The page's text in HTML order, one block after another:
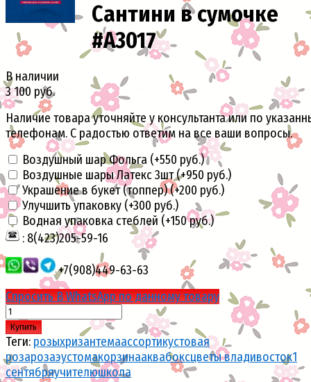
Сантини в сумочке
#A3017
В наличии
3 100 руб.
Наличие товара уточняйте у консультанта или по
телефонам. С радостью ответим на все ваши вопросы.
Воздушный шар Фольга (+550 руб.)
Воздушные шары Латекс 3шт (+950 руб.)
Украшение в букет (топпер) (+200 руб.)
Улучшить упаковку (+300 руб.)
Водная упаковка стеблей (+150 руб.)
: 8(423)205-59-16
+7(908)449-63-63
Спросить В WhatsApp по данному товару
Купить
Теги: розыхризантемаассортикустовая
розарозаэустомакорзинааквабоксцветы владивосток1
сентябряучителюшкола